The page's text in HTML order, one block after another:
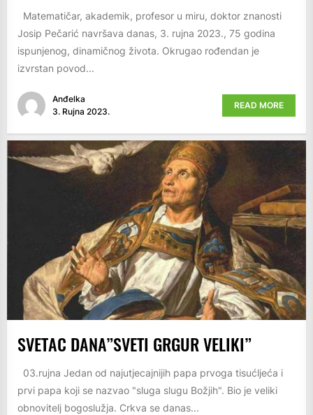
Matematičar, akademik, profesor u miru, doktor znanosti
Josip Pečarić navršava danas, 3. rujna 2023., 75 godina
ispunjenog, dinamičnog života. Okrugao rođendan je
izvrstan povod...
Anđelka
3. Rujna 2023.
READ MORE
SVETAC DANA”SVETI GRGUR VELIKI”
03.rujna Jedan od najutjecajnijih papa prvoga tisućljeća i
prvi papa koji se nazvao "sluga slugu Božjih". Bio je veliki
obnovitelj bogoslužja. Crkva se danas...